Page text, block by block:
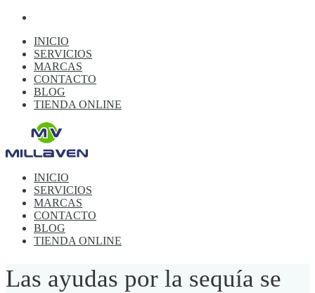
INICIO
SERVICIOS
MARCAS
CONTACTO
BLOG
TIENDA ONLINE
INICIO
SERVICIOS
MARCAS
CONTACTO
BLOG
TIENDA ONLINE
Las ayudas por la sequía se